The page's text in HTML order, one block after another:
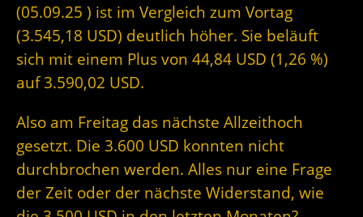
(05.09.25 ) ist im Vergleich zum Vortag
(3.545,18 USD) deutlich höher. Sie beläuft
sich mit einem Plus von 44,84 USD (1,26 %)
auf 3.590,02 USD.
Also am Freitag das nächste Allzeithoch
gesetzt. Die 3.600 USD konnten nicht
durchbrochen werden. Alles nur eine Frage
der Zeit oder der nächste Widerstand, wie